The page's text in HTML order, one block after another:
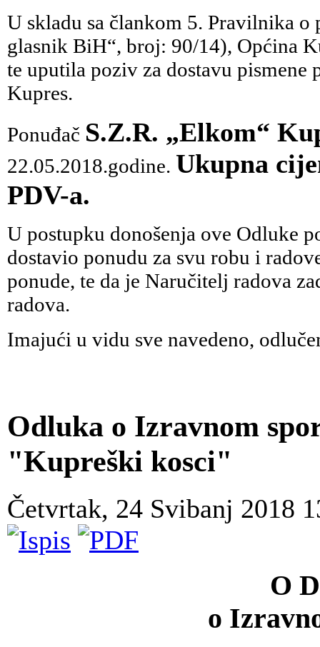
U skladu sa člankom 5. Pravilnika
glasnik BiH“, broj: 90/14), Općina
te uputila poziv za dostavu pismene
Kupres.
Ponuđač S.Z.R. „Elkom“
22.05.2018.godine. Ukupna
PDV-a.
U postupku donošenja ove Odluke
dostavio ponudu za svu robu i
ponude, te da je Naručitelj radova
radova.
Imajući u vidu sve navedeno,
Odluka o Izravnom
"Kupreški kosci"
Četvrtak, 24 Svibanj 2018
O
o